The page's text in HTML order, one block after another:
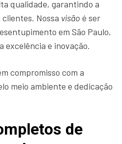
qualidade, garantindo a
Nossa visão é ser
em São Paulo,
excelência e inovação.
compromisso com a
meio ambiente e dedicação
de